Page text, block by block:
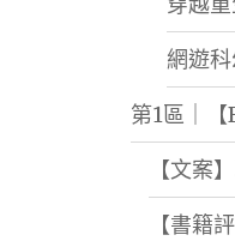
網遊
第1區｜
【文案
【書籍